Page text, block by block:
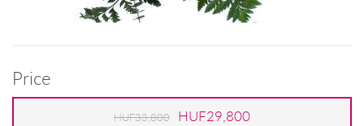
Price
HUF33,800 HUF29,800